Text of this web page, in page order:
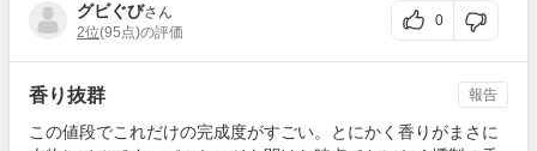
グビぐびさん
2位(95点)の評価
0
香り抜群
この値段でこれだけの完成度がすごい。とにかく香りがまさに
報告